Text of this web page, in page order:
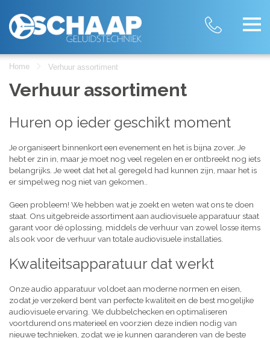
Home Verhuur assortiment
Verhuur assortiment
Huren op ieder geschikt moment
Je organiseert binnenkort een evenement en het is bijna zover. Je
hebt er zin in, maar je moet nog veel regelen en er ontbreekt nog iets
belangrijks. Je weet dat het al geregeld had kunnen zijn, maar het is
er simpelweg nog niet van gekomen..
Geen probleem! We hebben wat je zoekt en weten wat ons te doen
staat. Ons uitgebreide assortiment aan audiovisuele apparatuur staat
garant voor dé oplossing, middels de verhuur van zowel losse items
als ook voor de verhuur van totale audiovisuele installaties.
Kwaliteitsapparatuur dat werkt
Onze audio apparatuur voldoet aan moderne normen en eisen,
zodat je verzekerd bent van perfecte kwaliteit en de best mogelijke
audiovisuele ervaring. We dubbelchecken en optimaliseren
voortdurend ons materieel en voorzien deze indien nodig van
nieuwe technieken, zodat we je kunnen garanderen van de beste